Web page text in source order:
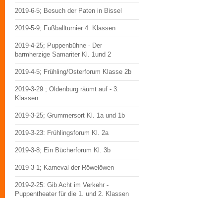
2019-6-5; Besuch der Paten in Bissel
2019-5-9; Fußballturnier 4. Klassen
2019-4-25; Puppenbühne - Der
barmherzige Samariter Kl. 1und 2
2019-4-5; Frühling/Osterforum Klasse 2b
2019-3-29 ; Oldenburg räümt auf - 3.
Klassen
2019-3-25; Grummersort Kl. 1a und 1b
2019-3-23: Frühlingsforum Kl. 2a
2019-3-8; Ein Bücherforum Kl. 3b
2019-3-1; Karneval der Röwelöwen
2019-2-25: Gib Acht im Verkehr -
Puppentheater für die 1. und 2. Klassen